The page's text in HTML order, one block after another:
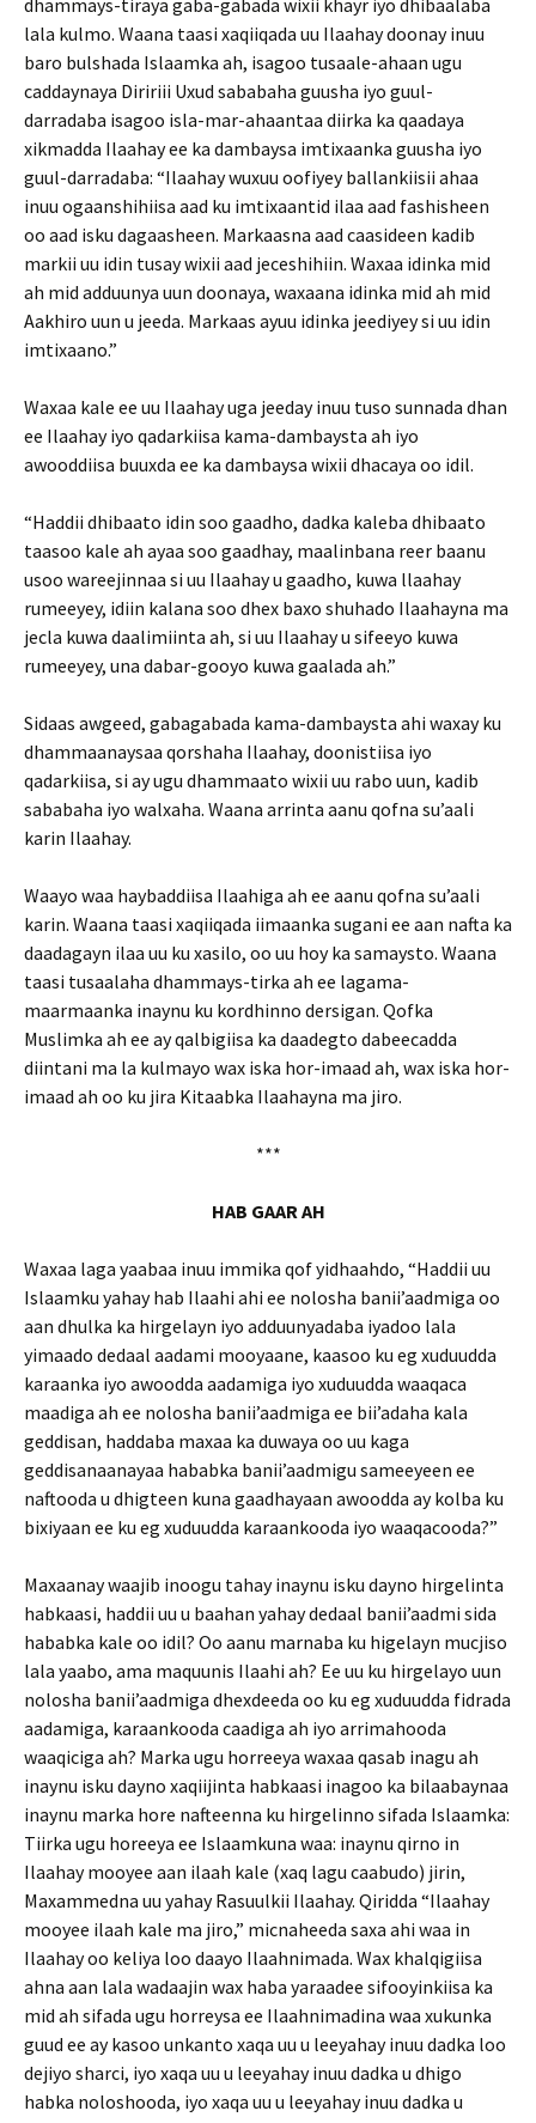
dhammays-tiraya gaba-gabada wixii khayr iyo dhibaalaba
lala kulmo. Waana taasi xaqiiqada uu Ilaahay doonay inuu
baro bulshada Islaamka ah, isagoo tusaale-ahaan ugu
caddaynaya Diririii Uxud sababaha guusha iyo guul-
darradaba isagoo isla-mar-ahaantaa diirka ka qaadaya
xikmadda Ilaahay ee ka dambaysa imtixaanka guusha iyo
guul-darradaba: “Ilaahay wuxuu oofiyey ballankiisii ahaa
inuu ogaanshihiisa aad ku imtixaantid ilaa aad fashisheen
oo aad isku dagaasheen. Markaasna aad caasideen kadib
markii uu idin tusay wixii aad jeceshihiin. Waxaa idinka mid
ah mid adduunya uun doonaya, waxaana idinka mid ah mid
Aakhiro uun u jeeda. Markaas ayuu idinka jeediyey si uu idin
imtixaano.”
Waxaa kale ee uu Ilaahay uga jeeday inuu tuso sunnada dhan
ee Ilaahay iyo qadarkiisa kama-dambaysta ah iyo
awooddiisa buuxda ee ka dambaysa wixii dhacaya oo idil.
“Haddii dhibaato idin soo gaadho, dadka kaleba dhibaato
taasoo kale ah ayaa soo gaadhay, maalinbana reer baanu
usoo wareejinnaa si uu Ilaahay u gaadho, kuwa llaahay
rumeeyey, idiin kalana soo dhex baxo shuhado Ilaahayna ma
jecla kuwa daalimiinta ah, si uu Ilaahay u sifeeyo kuwa
rumeeyey, una dabar-gooyo kuwa gaalada ah.”
Sidaas awgeed, gabagabada kama-dambaysta ahi waxay ku
dhammaanaysaa qorshaha Ilaahay, doonistiisa iyo
qadarkiisa, si ay ugu dhammaato wixii uu rabo uun, kadib
sababaha iyo walxaha. Waana arrinta aanu qofna su’aali
karin Ilaahay.
Waayo waa haybaddiisa Ilaahiga ah ee aanu qofna su’aali
karin. Waana taasi xaqiiqada iimaanka sugani ee aan nafta ka
daadagayn ilaa uu ku xasilo, oo uu hoy ka samaysto. Waana
taasi tusaalaha dhammays-tirka ah ee lagama-
maarmaanka inaynu ku kordhinno dersigan. Qofka
Muslimka ah ee ay qalbigiisa ka daadegto dabeecadda
diintani ma la kulmayo wax iska hor-imaad ah, wax iska hor-
imaad ah oo ku jira Kitaabka Ilaahayna ma jiro.
***
HAB GAAR AH
Waxaa laga yaabaa inuu immika qof yidhaahdo, “Haddii uu
Islaamku yahay hab Ilaahi ahi ee nolosha banii’aadmiga oo
aan dhulka ka hirgelayn iyo adduunyadaba iyadoo lala
yimaado dedaal aadami mooyaane, kaasoo ku eg xuduudda
karaanka iyo awoodda aadamiga iyo xuduudda waaqaca
maadiga ah ee nolosha banii’aadmiga ee bii’adaha kala
geddisan, haddaba maxaa ka duwaya oo uu kaga
geddisanaanayaa hababka banii’aadmigu sameeyeen ee
naftooda u dhigteen kuna gaadhayaan awoodda ay kolba ku
bixiyaan ee ku eg xuduudda karaankooda iyo waaqacooda?”
Maxaanay waajib inoogu tahay inaynu isku dayno hirgelinta
habkaasi, haddii uu u baahan yahay dedaal banii’aadmi sida
hababka kale oo idil? Oo aanu marnaba ku higelayn mucjiso
lala yaabo, ama maquunis Ilaahi ah? Ee uu ku hirgelayo uun
nolosha banii’aadmiga dhexdeeda oo ku eg xuduudda fidrada
aadamiga, karaankooda caadiga ah iyo arrimahooda
waaqiciga ah? Marka ugu horreeya waxaa qasab inagu ah
inaynu isku dayno xaqiijinta habkaasi inagoo ka bilaabaynaa
inaynu marka hore nafteenna ku hirgelinno sifada Islaamka:
Tiirka ugu horeeya ee Islaamkuna waa: inaynu qirno in
Ilaahay mooyee aan ilaah kale (xaq lagu caabudo) jirin,
Maxammedna uu yahay Rasuulkii Ilaahay. Qiridda “Ilaahay
mooyee ilaah kale ma jiro,” micnaheeda saxa ahi waa in
Ilaahay oo keliya loo daayo Ilaahnimada. Wax khalqigiisa
ahna aan lala wadaajin wax haba yaraadee sifooyinkiisa ka
mid ah sifada ugu horreysa ee Ilaahnimadina waa xukunka
guud ee ay kasoo unkanto xaqa uu u leeyahay inuu dadka loo
dejiyo sharci, iyo xaqa uu u leeyahay inuu dadka u dhigo
habka noloshooda, iyo xaqa uu u leeyahay inuu dadka u